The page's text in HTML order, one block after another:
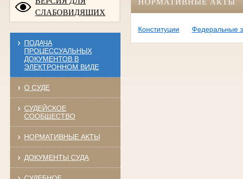
СЛАБОВИДЯЩИХ
ПОДАЧА
ПРОЦЕССУАЛЬНЫХ
ДОКУМЕНТОВ В
ЭЛЕКТРОННОМ ВИДЕ
О СУДЕ
СУДЕЙСКОЕ
СООБЩЕСТВО
НОРМАТИВНЫЕ АКТЫ
ДОКУМЕНТЫ СУДА
НОРМАТИВНЫЕ АКТЫ
Конституции Федеральные